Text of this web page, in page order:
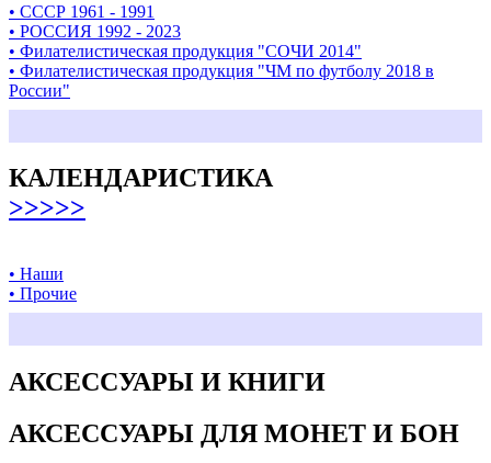
• СССР 1961 - 1991
• РОССИЯ 1992 - 2023
• Филателистическая продукция "СОЧИ 2014"
• Филателистическая продукция "ЧМ по футболу 2018 в
России"
КАЛЕНДАРИСТИКА
>>>>>
• Наши
• Прочие
АКСЕССУАРЫ И КНИГИ
АКСЕССУАРЫ ДЛЯ МОНЕТ И БОН